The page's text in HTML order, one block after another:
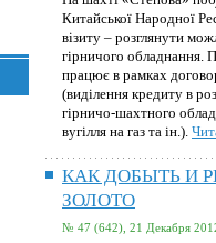
Китайської Народної
вiзиту – розглянути
гiрничого обладнання.
працює в рамках
(видiлення кредиту в
гiрничо-шахтного
вугiлля на газ та ін.).
КАК ДОБЫТЬ И
ЗОЛОТО
№ 47 (642), 21 Декабря